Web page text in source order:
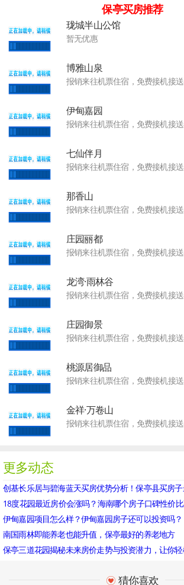
保亭买房推荐
珑城半山公馆
暂无优惠
博雅山泉
报销来往机票住宿，免费接机接送
伊甸嘉园
报销来往机票住宿，免费接机接送
七仙伴月
报销来往机票住宿，免费接机接送
那香山
报销来往机票住宿，免费接机接送
庄园丽都
报销来往机票住宿，免费接机接送
龙湾·雨林谷
报销来往机票住宿，免费接机接送
庄园御景
报销来往机票住宿，免费接机接送
桃源居御品
报销来往机票住宿，免费接机接送
金祥·万卷山
报销来往机票住宿，免费接机接送
更多动态
创基长乐居与碧海蓝天买房优势分析！保亭县买房
18度花园最近房价会涨吗？海南哪个房子口碑性价
伊甸嘉园项目怎么样？伊甸嘉园房子还可以投资吗？
南国雨林即能养老也能升值，保亭最好的养老地方
保亭三道花园揭秘未来房价走势与投资潜力，让你轻
猜你喜欢